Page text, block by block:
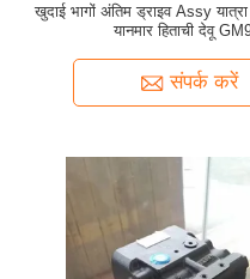
खुदाई भागों अंतिम ड्राइव Assy
यानमार हिताची देवू
संपर्क करें